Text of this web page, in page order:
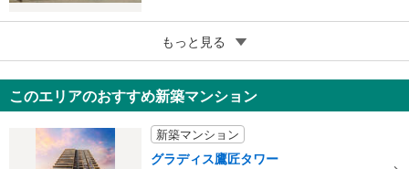
プレミスト鷹匠
5,680万円
2LDK
静岡県静岡市葵区鷹匠2丁目
もっと見る
このエリアのおすすめ新築マンション
新築マンション
グラディス鷹匠タワー